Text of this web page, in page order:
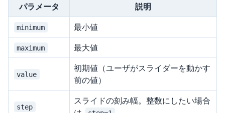
パラメータ 説明
minimum 最小値
maximum 最大値
value
初期値（ユーザがスライダーを動かす
前の値）
step
スライドの刻み幅。整数にしたい場合